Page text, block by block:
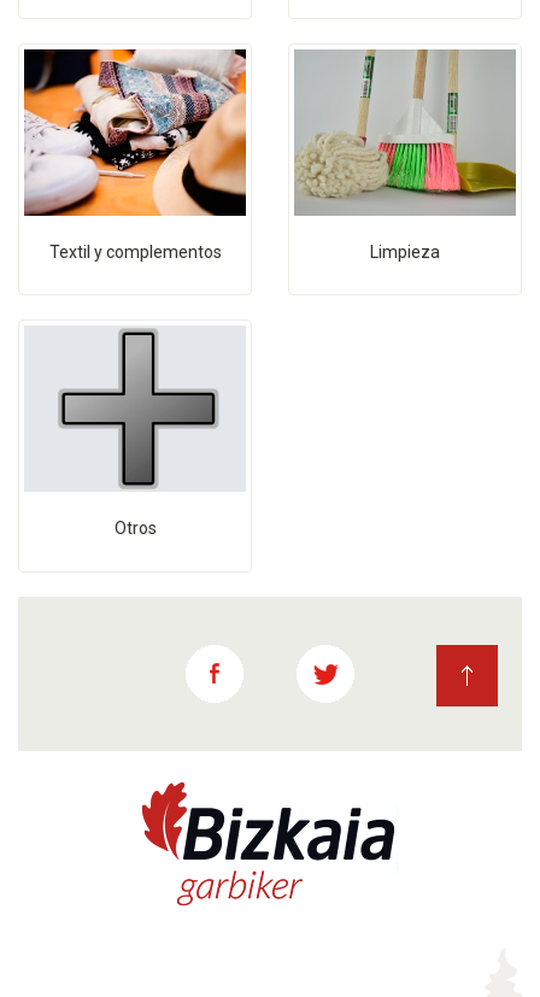
Textil y complementos Limpieza
Otros